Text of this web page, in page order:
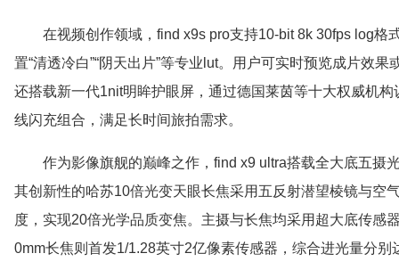
在视频创作领域，find x9s pro支持10-bit 8k 30fps log格
置“清透冷白”“阴天出片”等专业lut。用户可实时预览成片效
还搭载新一代1nit明眸护眼屏，通过德国莱茵等十大权威机
线闪充组合，满足长时间旅拍需求。
作为影像旗舰的巅峰之作，find x9 ultra搭载全大底五摄
其创新性的哈苏10倍光变天眼长焦采用五反射潜望棱镜与空
度，实现20倍光学品质变焦。主摄与长焦均采用超大底传
0mm长焦则首发1/1.28英寸2亿像素传感器，综合进光量分